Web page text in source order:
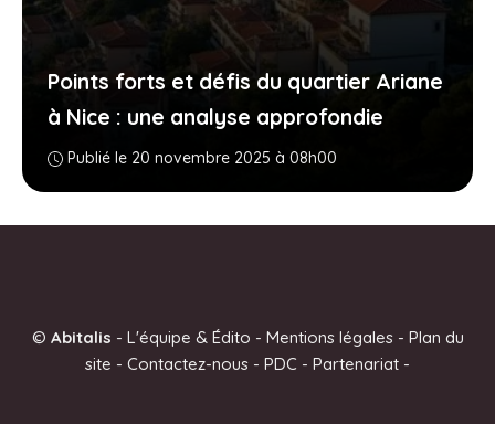
Points forts et défis du quartier Ariane
à Nice : une analyse approfondie
Publié le 20 novembre 2025 à 08h00
© Abitalis - L'équipe & Édito - Mentions légales- Plan du
site - Contactez-nous - PDC - Partenariat -